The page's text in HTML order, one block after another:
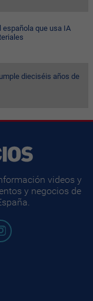
española que usa IA
dieciséis años de
videos y
y negocios de